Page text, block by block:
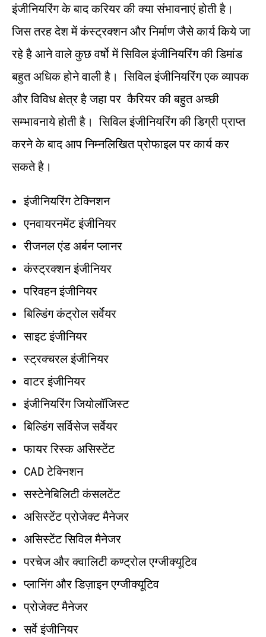
इंजीनियरिंग के बाद करियर की क्या संभावनाएं होती है।
जिस तरह देश में कंस्ट्रक्शन और निर्माण जैसे कार्य किये जा
रहे है आने वाले कुछ वर्षो में सिविल इंजीनियरिंग की डिमांड
बहुत अधिक होने वाली है। सिविल इंजीनियरिंग एक व्यापक
और विविध क्षेत्र है जहा पर कैरियर की बहुत अच्छी
सम्भावनाये होती है। सिविल इंजीनियरिंग की डिग्री प्राप्त
करने के बाद आप निम्नलिखित प्रोफाइल पर कार्य कर
सकते है।
इंजीनियरिंग टेक्निशन
एनवायरनमेंट इंजीनियर
रीजनल एंड अर्बन प्लानर
कंस्ट्रक्शन इंजीनियर
परिवहन इंजीनियर
बिल्डिंग कंट्रोल सर्वेयर
साइट इंजीनियर
स्ट्रक्चरल इंजीनियर
वाटर इंजीनियर
इंजीनियरिंग जियोलॉजिस्ट
बिल्डिंग सर्विसेज सर्वेयर
फायर रिस्क असिस्टेंट
CAD टेक्निशन
सस्टेनेबिलिटी कंसलटेंट
असिस्टेंट प्रोजेक्ट मैनेजर
असिस्टेंट सिविल मैनेजर
परचेज और क्वालिटी कण्ट्रोल एग्जीक्यूटिव
प्लानिंग और डिज़ाइन एग्जीक्यूटिव
प्रोजेक्ट मैनेजर
सर्वे इंजीनियर